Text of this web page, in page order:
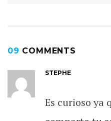
09 COMMENTS
STEPHE
Es curioso ya